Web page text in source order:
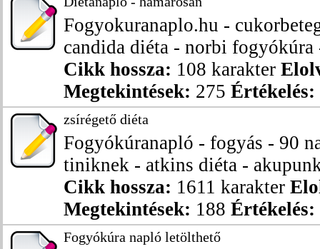
Fogyokuranaplo.hu -
candida diéta - norbi fogyókúra
Cikk hossza: 108 karakter
Megtekintések: 275 Értékelés:
zsírégető diéta
Fogyókúranapló - fogyás - 90
tiniknek - atkins diéta -
Cikk hossza: 1611 karakter
Megtekintések: 188 Értékelés:
Fogyókúra napló letölthető